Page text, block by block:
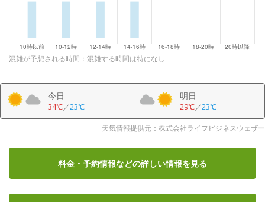
混雑が予想される時間：混雑する時間は特になし
今日
34℃／23℃
明日
29℃／23℃
天気情報提供元：株式会社ライフビジネスウェザー
料金・予約情報などの詳しい情報を見る